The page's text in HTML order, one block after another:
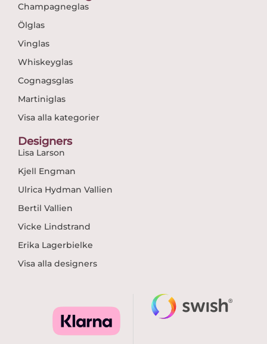
Champagneglas
Ölglas
Vinglas
Whiskeyglas
Cognagsglas
Martiniglas
Visa alla kategorier
Designers
Lisa Larson
Kjell Engman
Ulrica Hydman Vallien
Bertil Vallien
Vicke Lindstrand
Erika Lagerbielke
Visa alla designers